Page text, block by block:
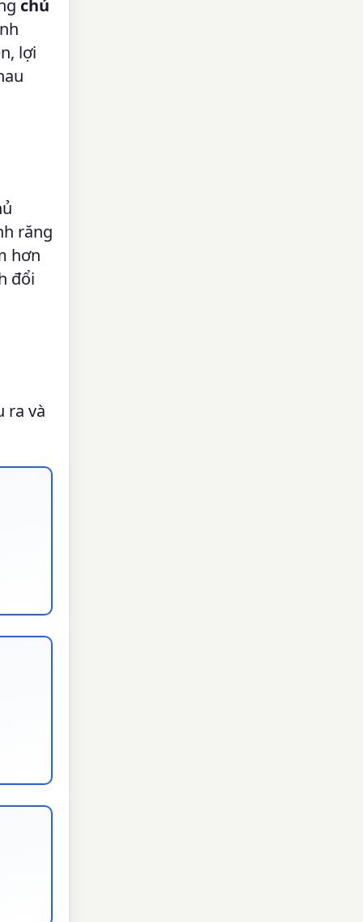
chủ
lợi
răng
hơn
đổi
ra và